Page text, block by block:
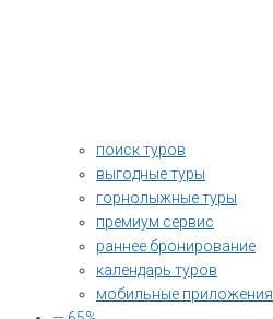
поиск туров
выгодные туры
горнолыжные туры
премиум сервис
раннее бронирование
календарь туров
мобильные приложения